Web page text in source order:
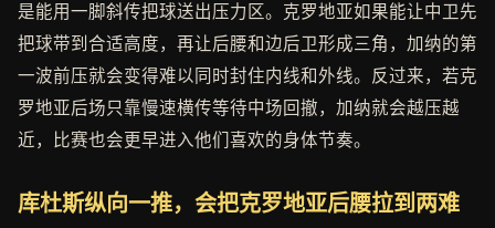
是能用一脚斜传把球送出压力区。克罗地亚如果能让中卫先
把球带到合适高度，再让后腰和边后卫形成三角，加纳的第
一波前压就会变得难以同时封住内线和外线。反过来，若克
罗地亚后场只靠慢速横传等待中场回撤，加纳就会越压越
近，比赛也会更早进入他们喜欢的身体节奏。
库杜斯纵向一推，会把克罗地亚后腰拉到两难